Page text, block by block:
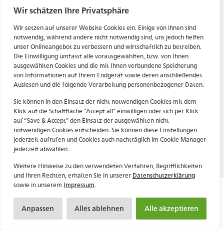
Wir schätzen Ihre Privatsphäre
Wir setzen auf unserer Website Cookies ein. Einige von ihnen sind
notwendig, während andere nicht notwendig sind, uns jedoch helfen
unser Onlineangebot zu verbessern und wirtschaftlich zu betreiben.
Die Einwilligung umfasst alle vorausgewählten, bzw. von Ihnen
ausgewählten Cookies und die mit Ihnen verbundene Speicherung
von Informationen auf Ihrem Endgerät sowie deren anschließendes
Auslesen und die folgende Verarbeitung personenbezogener Daten.
Sie können in den Einsatz der nicht notwendigen Cookies mit dem
Klick auf die Schaltfläche “Accept all” einwilligen oder sich per Klick
auf “Save & Accept” den Einsatz der ausgewählten nicht
notwendigen Cookies entscheiden. Sie können diese Einstellungen
jederzeit aufrufen und Cookies auch nachträglich im Cookie Manager
jederzeit abwählen.
Weitere Hinweise zu den verwendeten Verfahren, Begrifflichkeiten
und Ihren Rechten, erhalten Sie in unsererDatenschutzerklärung
sowie in unserem Impressum.
Anpassen Alles ablehnen Alle akzeptieren
74072 Heilbronn
→ Anfahrtsplan Heilbronn
Datenschutzerklärung
Impressum
Tel. Zentrale: +49 (69) 27273681
E-Mail: kontakt@forwerts.com
FFM – Friedensstraße 11
60311 Frankfurt am Main
→ Anfahrtsplan Frankfurt
HN – Gymnasiumstraße 35
74072 Heilbronn
→ Anfahrtsplan Heilbronn
Datenschutzerklärung
Impressum